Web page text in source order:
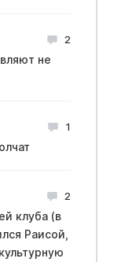
2
не
1
2
клуба (в
Раисой,